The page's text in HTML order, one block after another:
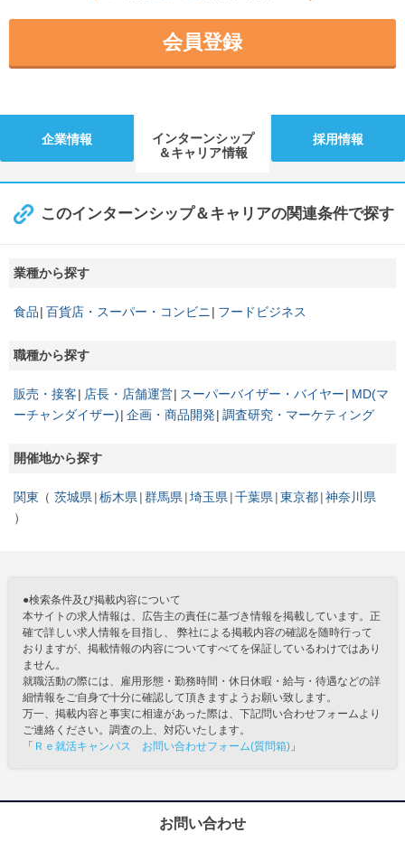
会員登録
企業情報
インターンシップ
＆キャリア情報
採用情報
このインターンシップ＆キャリアの関連条件で探す
業種から探す
食品 百貨店・スーパー・コンビニ フードビジネス
職種から探す
販売・接客 店長・店舗運営 スーパーバイザー・バイヤー
MD(マ
ーチャンダイザー) 企画・商品開発 調査研究・マーケティング
開催地から探す
関東 茨城県 栃木県 群馬県 埼玉県 千葉県 東京都 神奈川県
●検索条件及び掲載内容について
本サイトの求人情報は、広告主の責任に基づき情報を掲載しています。正
確で詳しい求人情報を目指し、 弊社による掲載内容の確認を随時行って
おりますが、掲載情報の内容についてすべてを保証しているわけではあり
ません。
就職活動の際には、雇用形態・勤務時間・休日休暇・給与・待遇などの詳
細情報をご自身で十分に確認して頂きますようお願い致します。
万一、掲載内容と事実に相違があった際は、下記問い合わせフォームより
ご連絡ください。調査の上、対応いたします。
「 Ｒｅ就活キャンパス お問い合わせフォーム(質問箱) 」
お問い合わせ